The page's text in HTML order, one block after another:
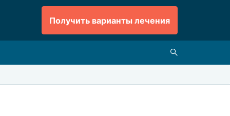
Получить варианты лечения